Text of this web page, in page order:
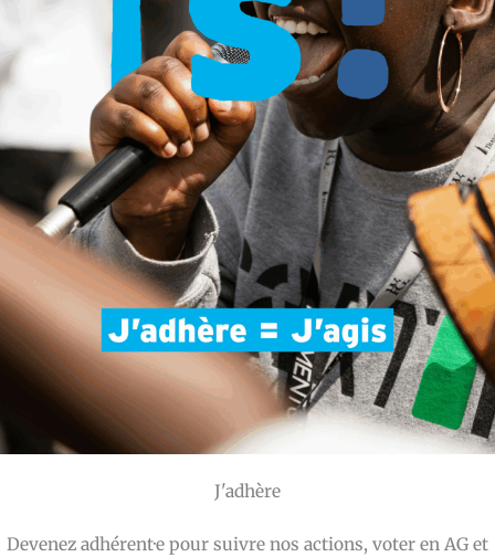
J'adhère
Devenez adhérent·e pour suivre nos actions, voter en AG et